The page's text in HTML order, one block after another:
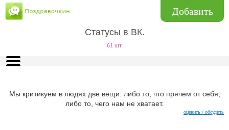
Добавить
Статусы в ВК.
61 шт.
Мы критикуем в людях две вещи: либо то, что прячем от себя,
либо то, чего нам не хватает.
оценить / обсудить